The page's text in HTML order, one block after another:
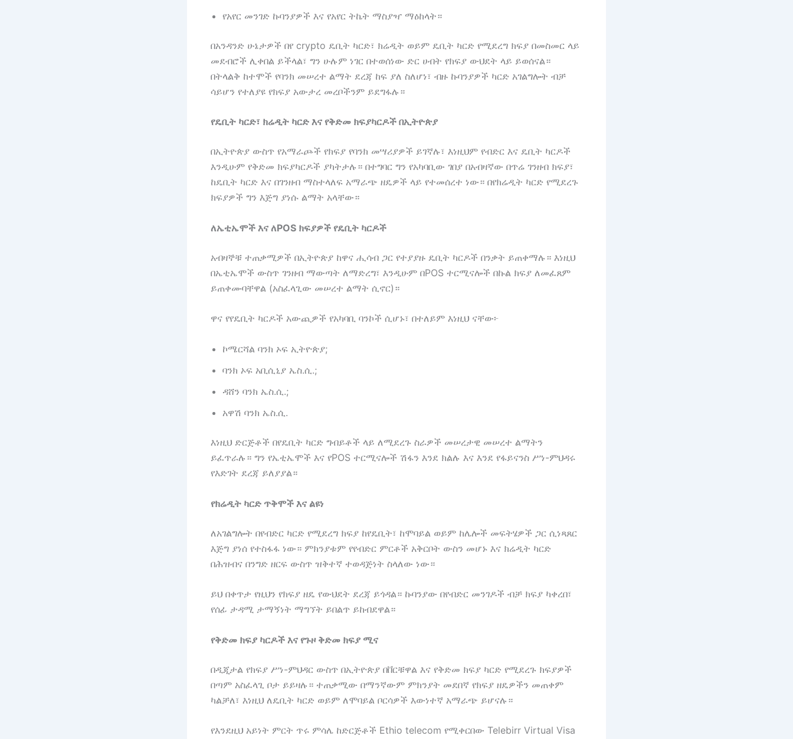
የአየር መንገድ ኩባንያዎች እና የአየር ትኬት ማስያዣ ማዕከላት።
በአንዳንድ ሁኔታዎች በየ crypto ዴቢት ካርድ፣ ክሬዲት ወይም ዴቢት ካርድ የሚደረግ ክፍያ በመስመር ላይ
መደብሮች ሊቀበል ይችላል፣ ግን ሁሉም ነገር በተወሰነው ድር ሀብት የክፍያ ውህደት ላይ ይወሰናል።
በትላልቅ ከተሞች የባንክ መሠረተ ልማት ደረጃ ከፍ ያለ ስለሆነ፣ ብዙ ኩባንያዎች ካርድ አገልግሎት ብቻ
ሳይሆን የተለያዩ የክፍያ አውታረ መረቦችንም ይደግፋሉ።
የዴቢት ካርድ፣ ክሬዲት ካርድ እና የቅድመ ክፍያካርዶች በኢትዮጵያ
በኢትዮጵያ ውስጥ የአማራጮች የክፍያ የባንክ መሣሪያዎች ይገኛሉ፣ እነዚህም የብድር እና ዴቢት ካርዶች
እንዲሁም የቅድመ ክፍያካርዶች ያካትታሉ። በተግባር ግን የአካባቢው ገበያ በአብዛኛው በጥሬ ገንዘብ ክፍያ፣
ከዴቢት ካርድ እና በገንዘብ ማስተላለፍ አማራጭ ዘዴዎች ላይ የተመሰረተ ነው። በየክሬዲት ካርድ የሚደረጉ
ክፍያዎች ግን እጅግ ያነሱ ልማት አላቸው።
ለኤቲኤሞች እና ለPOS ክፍያዎች የዴቢት ካርዶች
አብዛኞቹ ተጠቃሚዎች በኢትዮጵያ ከዋና ሒሳብ ጋር የተያያዙ ዴቢት ካርዶች በንቃት ይጠቀማሉ። እነዚህ
በኤቲኤሞች ውስጥ ገንዘብ ማውጣት ለማድረግ፣ እንዲሁም በPOS ተርሚናሎች በኩል ክፍያ ለመፈጸም
ይጠቀሙባቸዋል (አስፈላጊው መሠረተ ልማት ሲኖር)።
ዋና የየዴቢት ካርዶች አውጪዎች የአካባቢ ባንኮች ሲሆኑ፣ በተለይም እነዚህ ናቸው፦
ኮሜርሻል ባንክ ኦፍ ኢትዮጵያ;
ባንክ ኦፍ አቢሲኒያ ኤስ.ሲ.;
ዳሸን ባንክ ኤስ.ሲ.;
አዋሽ ባንክ ኤስ.ሲ.
እነዚህ ድርጅቶች በየዴቢት ካርድ ግብይቶች ላይ ለሚደረጉ ስራዎች መሠረታዊ መሠረተ ልማትን
ይፈጥራሉ። ግን የኤቲኤሞች እና የPOS ተርሚናሎች ሽፋን እንደ ክልሉ እና እንደ የፋይናንስ ሥነ-ምህዳሩ
የእድገት ደረጃ ይለያያል።
የክሬዲት ካርድ ጥቅሞች እና ልዩነ
ለአገልግሎት በየብድር ካርድ የሚደረግ ክፍያ ከየዴቢት፣ ከሞባይል ወይም ከሌሎች መፍትሄዎች ጋር ሲነጻጸር
እጅግ ያነሰ የተስፋፋ ነው። ምክንያቱም የየብድር ምርቶች አቅርቦት ውስን መሆኑ እና ክሬዲት ካርድ
በሕዝብና በንግድ ዘርፍ ውስጥ ዝቅተኛ ተወዳጅነት ስላለው ነው።
ይህ በቀጥታ የዚህን የክፍያ ዘዴ የውህደት ደረጃ ይጎዳል። ኩባንያው በየብድር መንገዶች ብቻ ክፍያ ካቀረበ፣
የሰፊ ታዳሚ ታማኝነት ማግኘት ይበልጥ ይከብደዋል።
የቅድመ ክፍያ ካርዶች እና የጉዞ ቅድመ ክፍያ ሚና
በዲጂታል የክፍያ ሥነ-ምህዳር ውስጥ በኢትዮጵያ በቨርቹዋል እና የቅድመ ክፍያ ካርድ የሚደረጉ ክፍያዎች
በጣም አስፈላጊ ቦታ ይይዛሉ። ተጠቃሚው በማንኛውም ምክንያት መደበኛ የክፍያ ዘዴዎችን መጠቀም
ካልቻለ፣ እነዚህ ለዴቢት ካርድ ወይም ለሞባይል ቦርሳዎች እውነተኛ አማራጭ ይሆናሉ።
የእንደዚህ አይነት ምርት ጥሩ ምሳሌ ከድርጅቶች Ethio telecom የሚቀርበው Telebirr Virtual Visa